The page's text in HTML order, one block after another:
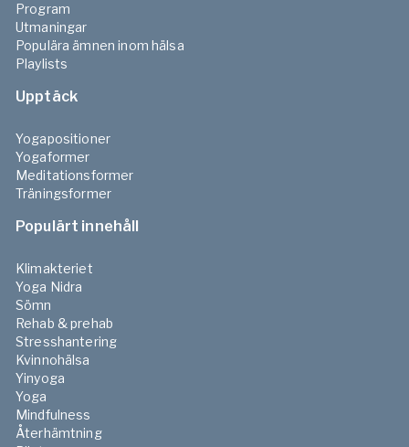
Program
Utmaningar
Populära ämnen inom hälsa
Playlists
Upptäck
Yogapositioner
Yogaformer
Meditationsformer
Träningsformer
Populärt innehåll
Klimakteriet
Yoga Nidra
Sömn
Rehab & prehab
Stresshantering
Kvinnohälsa
Yinyoga
Yoga
Mindfulness
Återhämtning